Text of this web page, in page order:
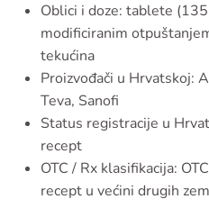
Oblici i doze: tablete
modificiranim
tekućina
Proizvođači u Hrvatskoj:
Teva, Sanofi
Status registracije u
recept
OTC / Rx klasifikacija:
recept u većini drugih